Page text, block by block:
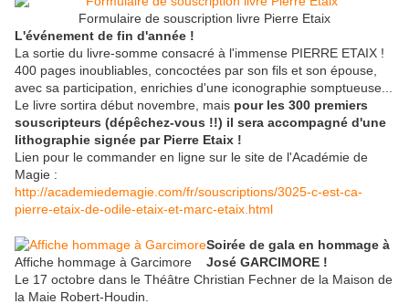
Formulaire de souscription livre Pierre Etaix
L'événement de fin d'année !
La sortie du livre-somme consacré à l'immense PIERRE ETAIX !
400 pages inoubliables, concoctées par son fils et son épouse,
avec sa participation, enrichies d'une iconographie somptueuse...
Le livre sortira début novembre, mais pour les 300 premiers
souscripteurs (dépêchez-vous !!) il sera accompagné d'une
lithographie signée par Pierre Etaix !
Lien pour le commander en ligne sur le site de l'Académie de
Magie :
http://academiedemagie.com/fr/souscriptions/3025-c-est-ca-
pierre-etaix-de-odile-etaix-et-marc-etaix.html
Affiche hommage à Garcimore
Soirée de gala en hommage à
José GARCIMORE !
Le 17 octobre dans le Théâtre Christian Fechner de la Maison de
la Maie Robert-Houdin.